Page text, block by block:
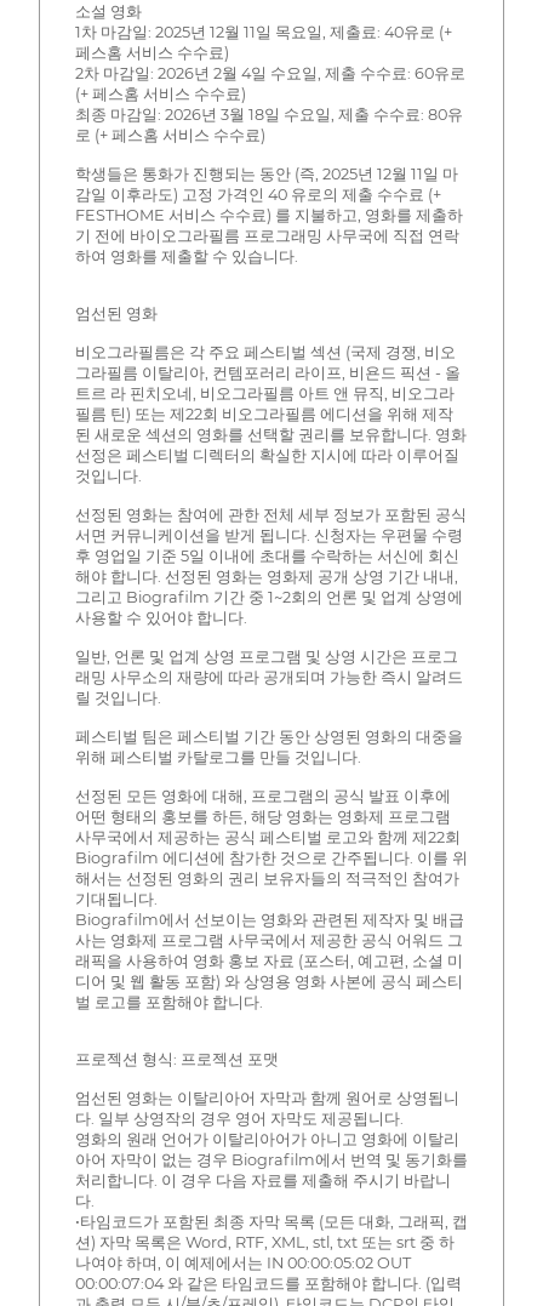
소설 영화
1차 마감일: 2025년 12월 11일 목요일, 제출료: 40유로 (+
페스홈 서비스 수수료)
2차 마감일: 2026년 2월 4일 수요일, 제출 수수료: 60유로
(+ 페스홈 서비스 수수료)
최종 마감일: 2026년 3월 18일 수요일, 제출 수수료: 80유
로 (+ 페스홈 서비스 수수료)
학생들은 통화가 진행되는 동안 (즉, 2025년 12월 11일 마
감일 이후라도) 고정 가격인 40 유로의 제출 수수료 (+
FESTHOME 서비스 수수료) 를 지불하고, 영화를 제출하
기 전에 바이오그라필름 프로그래밍 사무국에 직접 연락
하여 영화를 제출할 수 있습니다.
엄선된 영화
비오그라필름은 각 주요 페스티벌 섹션 (국제 경쟁, 비오
그라필름 이탈리아, 컨템포러리 라이프, 비욘드 픽션 - 올
트르 라 핀치오네, 비오그라필름 아트 앤 뮤직, 비오그라
필름 틴) 또는 제22회 비오그라필름 에디션을 위해 제작
된 새로운 섹션의 영화를 선택할 권리를 보유합니다. 영화
선정은 페스티벌 디렉터의 확실한 지시에 따라 이루어질
것입니다.
선정된 영화는 참여에 관한 전체 세부 정보가 포함된 공식
서면 커뮤니케이션을 받게 됩니다. 신청자는 우편물 수령
후 영업일 기준 5일 이내에 초대를 수락하는 서신에 회신
해야 합니다. 선정된 영화는 영화제 공개 상영 기간 내내,
그리고 Biografilm 기간 중 1~2회의 언론 및 업계 상영에
사용할 수 있어야 합니다.
일반, 언론 및 업계 상영 프로그램 및 상영 시간은 프로그
래밍 사무소의 재량에 따라 공개되며 가능한 즉시 알려드
릴 것입니다.
페스티벌 팀은 페스티벌 기간 동안 상영된 영화의 대중을
위해 페스티벌 카탈로그를 만들 것입니다.
선정된 모든 영화에 대해, 프로그램의 공식 발표 이후에
어떤 형태의 홍보를 하든, 해당 영화는 영화제 프로그램
사무국에서 제공하는 공식 페스티벌 로고와 함께 제22회
Biografilm 에디션에 참가한 것으로 간주됩니다. 이를 위
해서는 선정된 영화의 권리 보유자들의 적극적인 참여가
기대됩니다.
Biografilm에서 선보이는 영화와 관련된 제작자 및 배급
사는 영화제 프로그램 사무국에서 제공한 공식 어워드 그
래픽을 사용하여 영화 홍보 자료 (포스터, 예고편, 소셜 미
디어 및 웹 활동 포함) 와 상영용 영화 사본에 공식 페스티
벌 로고를 포함해야 합니다.
프로젝션 형식: 프로젝션 포맷
엄선된 영화는 이탈리아어 자막과 함께 원어로 상영됩니
다. 일부 상영작의 경우 영어 자막도 제공됩니다.
영화의 원래 언어가 이탈리아어가 아니고 영화에 이탈리
아어 자막이 없는 경우 Biografilm에서 번역 및 동기화를
처리합니다. 이 경우 다음 자료를 제출해 주시기 바랍니
다.
•타임코드가 포함된 최종 자막 목록 (모든 대화, 그래픽, 캡
션) 자막 목록은 Word, RTF, XML, stl, txt 또는 srt 중 하
나여야 하며, 이 예제에서는 IN 00:00:05:02 OUT
00:00:07:04 와 같은 타임코드를 포함해야 합니다. (입력